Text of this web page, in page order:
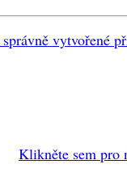
vytvořené
Klikněte sem pro